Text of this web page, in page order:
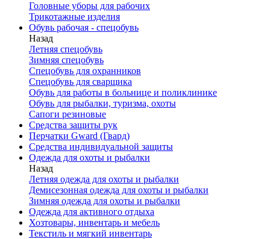
Головные уборы для рабочих
Трикотажные изделия
Обувь рабочая - спецобувь
Назад
Летняя спецобувь
Зимняя спецобувь
Спецобувь для охранников
Спецобувь для сварщика
Обувь для работы в больнице и поликлинике
Обувь для рыбалки, туризма, охоты
Сапоги резиновые
Средства защиты рук
Перчатки Gward (Гвард)
Средства индивидуальной защиты
Одежда для охоты и рыбалки
Назад
Летняя одежда для охоты и рыбалки
Демисезонная одежда для охоты и рыбалки
Зимняя одежда для охоты и рыбалки
Одежда для активного отдыха
Хозтовары, инвентарь и мебель
Текстиль и мягкий инвентарь